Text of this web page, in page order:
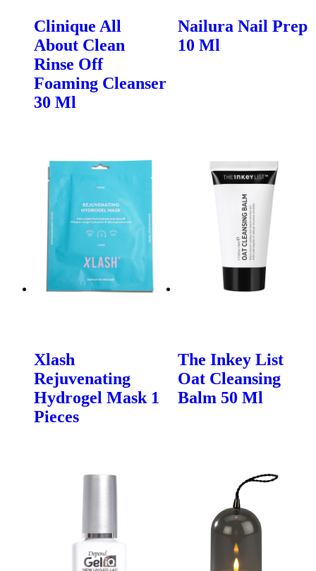
Clinique All
About Clean
Rinse Off
Foaming Cleanser
30 Ml
Nailura Nail Prep
10 Ml
Xlash
Rejuvenating
Hydrogel Mask 1
Pieces
The Inkey List
Oat Cleansing
Balm 50 Ml